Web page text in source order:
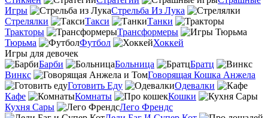
Игры
Стрельба Из Лука
Стрелялки
Такси
Танки
Тракторы
Трансформеры
Тюрьма
Футбол
Хоккей
Игры для девочек
Барби
Больница
Братц
Винкс
Говорящая Кошка Анжела
Готовить Еду
Одевалки
Кафе
Комнаты
Кошки
Кухня Сары
Лего Френдс